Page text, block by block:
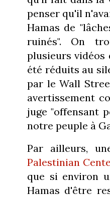
penser qu'il
Hamas de
ruinés". On
plusieurs vidéos
été réduits au
par le Wall
avertissement
juge "offensant
notre peuple à
Par ailleurs,
Palestinian
que si environ
Hamas d'être